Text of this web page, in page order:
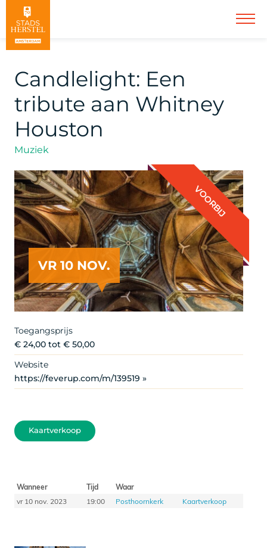
Candlelight: Een
tribute aan Whitney
Houston
Muziek
VR 10 NOV.
VOORBIJ
Toegangsprijs
€ 24,00 tot € 50,00
Website
https://feverup.com/m/139519 »
Kaartverkoop
Wanneer Tijd
Waar
vr 10 nov. 2023
19:00 Posthoornkerk Kaartverkoop